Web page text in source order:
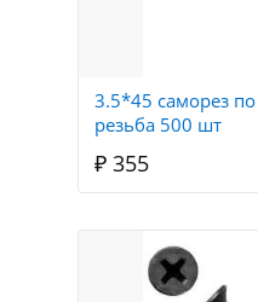
3.5*45 саморез
резьба 500 шт
₽ 355